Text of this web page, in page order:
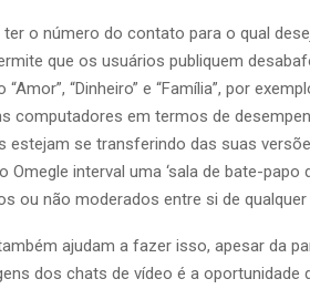
o número do contato para o qual
que os usuários publiquem
“Dinheiro” e “Família”, por
computadores em termos de
estejam se transferindo das suas
Omegle interval uma ‘sala de bate-
ou não moderados entre si de qualquer
ajudam a fazer isso, apesar da
dos chats de vídeo é a oportunidade